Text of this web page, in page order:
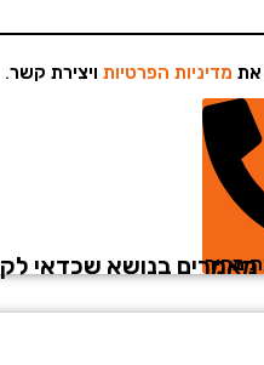
הפרטיותויצירת קשר.
בנושא שכדאי לקרוא!